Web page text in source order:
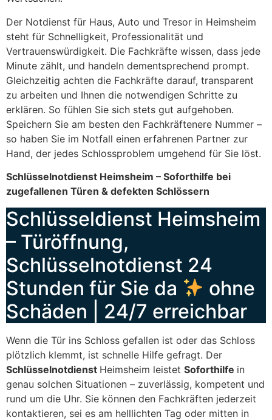
Der Notdienst für Haus, Auto und Tresor in Heimsheim
steht für Schnelligkeit, Professionalität und
Vertrauenswürdigkeit. Die Fachkräfte wissen, dass jede
Minute zählt, und handeln dementsprechend prompt.
Gleichzeitig achten die Fachkräfte darauf, transparent
zu arbeiten und Ihnen die notwendigen Schritte zu
erklären. So fühlen Sie sich stets gut aufgehoben.
Speichern Sie am besten den Fachkräftenere Nummer –
so haben Sie im Notfall einen erfahrenen Partner zur
Hand, der jedes Schlossproblem umgehend für Sie löst.
Schlüsselnotdienst Heimsheim – Soforthilfe bei
zugefallenen Türen & defekten Schlössern
Schlüsseldienst Heimsheim
– Türöffnung,
Schlüsselnotdienst 24
Stunden für Sie da
ohne
Schäden | 24/7 erreichbar
Wenn die Tür ins Schloss gefallen ist oder das Schloss
plötzlich klemmt, ist schnelle Hilfe gefragt. Der
Schlüsselnotdienst Heimsheim leistet Soforthilfe in
genau solchen Situationen – zuverlässig, kompetent und
rund um die Uhr. Sie können den Fachkräften jederzeit
kontaktieren, sei es am helllichten Tag oder mitten in